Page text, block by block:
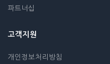
파트너십
고객지원
개인정보처리방침